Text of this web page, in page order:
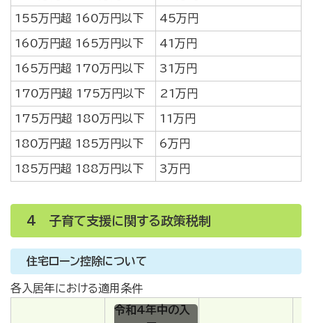
155万円超 160万円以下 45万円
160万円超 165万円以下 41万円
165万円超 170万円以下 31万円
170万円超 175万円以下 21万円
175万円超 180万円以下 11万円
180万円超 185万円以下 6万円
185万円超 188万円以下 3万円
4 子育て支援に関する政策税制
住宅ローン控除について
各入居年における適用条件
令和4年中の入